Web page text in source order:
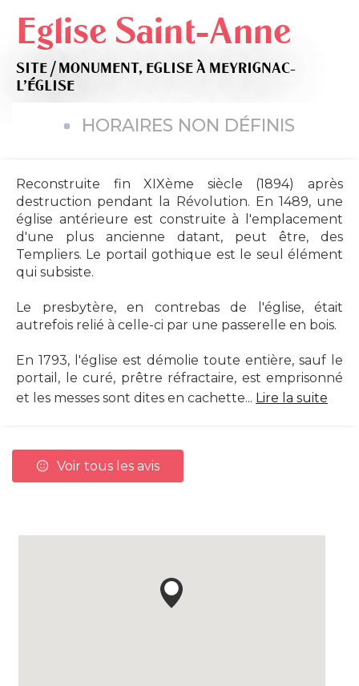
Eglise Saint-Anne
SITE / MONUMENT, EGLISE À MEYRIGNAC-
L'ÉGLISE
HORAIRES NON DÉFINIS
Reconstruite fin XIXème siècle (1894) après
destruction pendant la Révolution. En 1489, une
église antérieure est construite à l'emplacement
d'une plus ancienne datant, peut être, des
Templiers. Le portail gothique est le seul élément
qui subsiste.
Le presbytère, en contrebas de l'église, était
autrefois relié à celle-ci par une passerelle en bois.
En 1793, l'église est démolie toute entière, sauf le
portail, le curé, prêtre réfractaire, est emprisonné
et les messes sont dites en cachette... Lire la suite
Voir tous les avis